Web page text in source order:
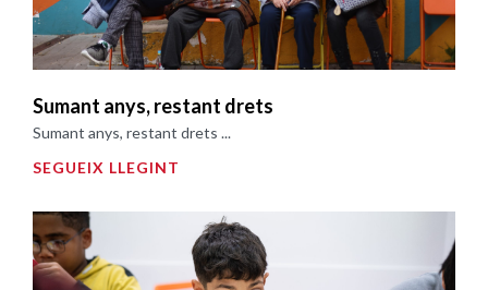
Sumant anys, restant drets
Sumant anys, restant drets ...
SEGUEIX LLEGINT